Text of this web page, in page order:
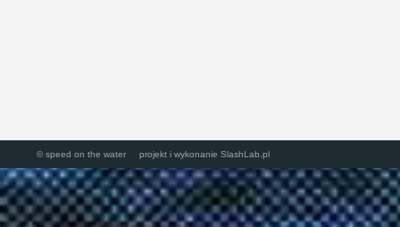
© speed on the water projekt i wykonanie SlashLab.pl